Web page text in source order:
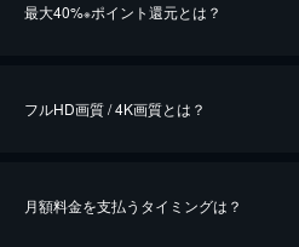
最大40%※ポイント還元とは？
※40％ポイント還元の対象は、クレジットカード
iOSアプリのUコイン決済による作品の購入 /
フルHD画質 / 4K画質とは？
月額料金を支払うタイミングは？